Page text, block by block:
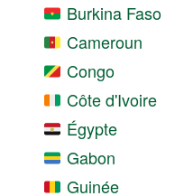
Burkina Faso
Cameroun
Congo
Côte d'Ivoire
Égypte
Gabon
Guinée